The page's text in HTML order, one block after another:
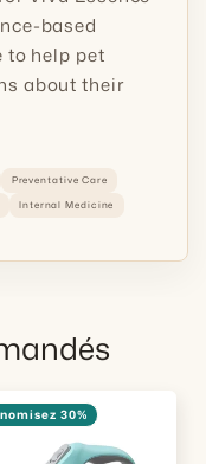
based
help pet
about their
Preventative Care
Internal Medicine
30%